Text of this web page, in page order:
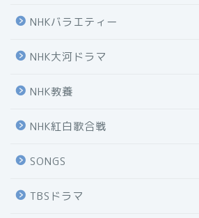
NHKバラエティー
NHK大河ドラマ
NHK教養
NHK紅白歌合戦
SONGS
TBSドラマ